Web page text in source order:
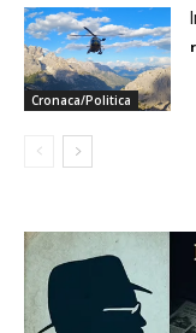
Cronaca/Politica